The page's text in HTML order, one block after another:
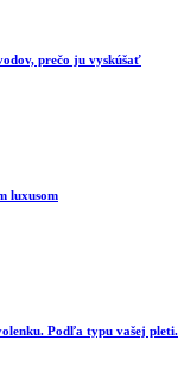
prečo ju vyskúšať
luxusom
Podľa typu vašej pleti.